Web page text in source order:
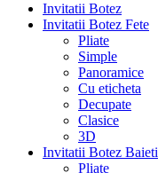
Invitatii Botez
Invitatii Botez Fete
Pliate
Simple
Panoramice
Cu eticheta
Decupate
Clasice
3D
Invitatii Botez Baieti
Pliate